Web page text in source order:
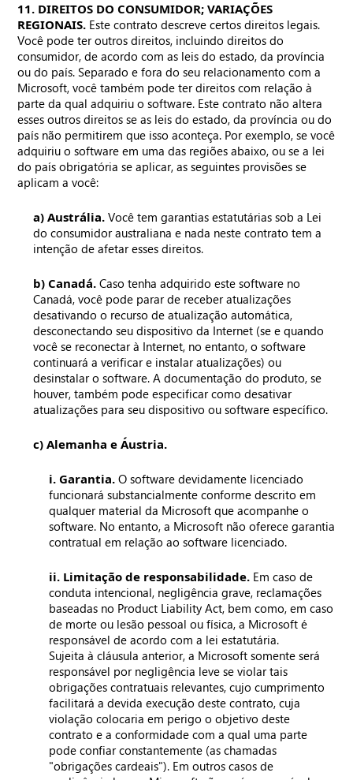
11. DIREITOS DO CONSUMIDOR; VARIAÇÕES
REGIONAIS. Este contrato descreve certos direitos legais.
Você pode ter outros direitos, incluindo direitos do
consumidor, de acordo com as leis do estado, da província
ou do país. Separado e fora do seu relacionamento com a
Microsoft, você também pode ter direitos com relação à
parte da qual adquiriu o software. Este contrato não altera
esses outros direitos se as leis do estado, da província ou do
país não permitirem que isso aconteça. Por exemplo, se você
adquiriu o software em uma das regiões abaixo, ou se a lei
do país obrigatória se aplicar, as seguintes provisões se
aplicam a você:
a) Austrália. Você tem garantias estatutárias sob a Lei
do consumidor australiana e nada neste contrato tem a
intenção de afetar esses direitos.
b) Canadá. Caso tenha adquirido este software no
Canadá, você pode parar de receber atualizações
desativando o recurso de atualização automática,
desconectando seu dispositivo da Internet (se e quando
você se reconectar à Internet, no entanto, o software
continuará a verificar e instalar atualizações) ou
desinstalar o software. A documentação do produto, se
houver, também pode especificar como desativar
atualizações para seu dispositivo ou software específico.
c) Alemanha e Áustria.
i. Garantia. O software devidamente licenciado
funcionará substancialmente conforme descrito em
qualquer material da Microsoft que acompanhe o
software. No entanto, a Microsoft não oferece garantia
contratual em relação ao software licenciado.
ii. Limitação de responsabilidade. Em caso de
conduta intencional, negligência grave, reclamações
baseadas no Product Liability Act, bem como, em caso
de morte ou lesão pessoal ou física, a Microsoft é
responsável de acordo com a lei estatutária.
Sujeita à cláusula anterior, a Microsoft somente será
responsável por negligência leve se violar tais
obrigações contratuais relevantes, cujo cumprimento
facilitará a devida execução deste contrato, cuja
violação colocaria em perigo o objetivo deste
contrato e a conformidade com a qual uma parte
pode confiar constantemente (as chamadas
"obrigações cardeais"). Em outros casos de